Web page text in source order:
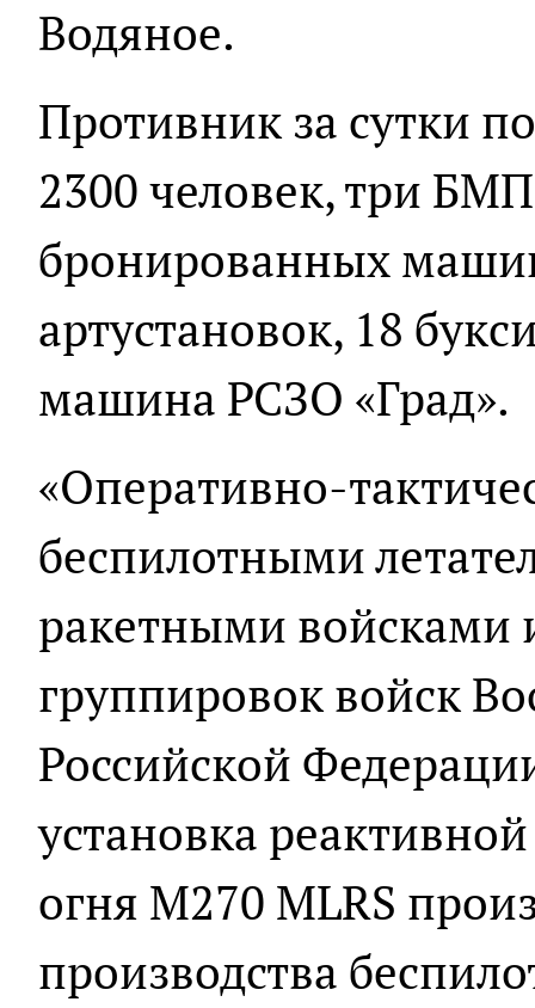
Водяное.
Противник за сутки
2300 человек, три
бронированных
артустановок, 18
машина РСЗО «Град».
«Оперативно-
беспилотными
ракетными войсками
группировок войск
Российской
установка
огня М270 MLRS
производства